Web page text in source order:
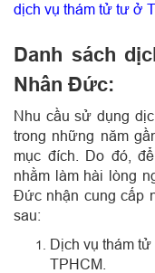
dịch vụ thám tử tư ở
Danh sách
Nhân Đức:
Nhu cầu sử dụng
trong những năm
mục đích. Do đó,
nhằm làm hài lòng
Đức nhận cung cấp
sau:
Dịch vụ thám
TPHCM.